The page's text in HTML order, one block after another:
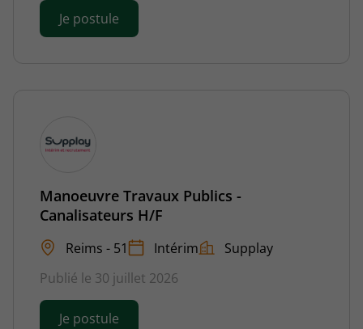
Je postule
Manoeuvre Travaux Publics -
Canalisateurs H/F
Reims - 51 Intérim
Supplay
Publié le 30 juillet 2026
Je postule